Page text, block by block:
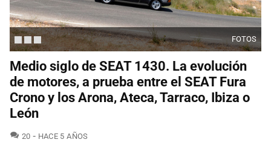
FOTOS
Medio siglo de SEAT 1430. La evolución
de motores, a prueba entre el SEAT Fura
Crono y los Arona, Ateca, Tarraco, Ibiza o
León
20 COMENTARIOS
HACE 5 AÑOS